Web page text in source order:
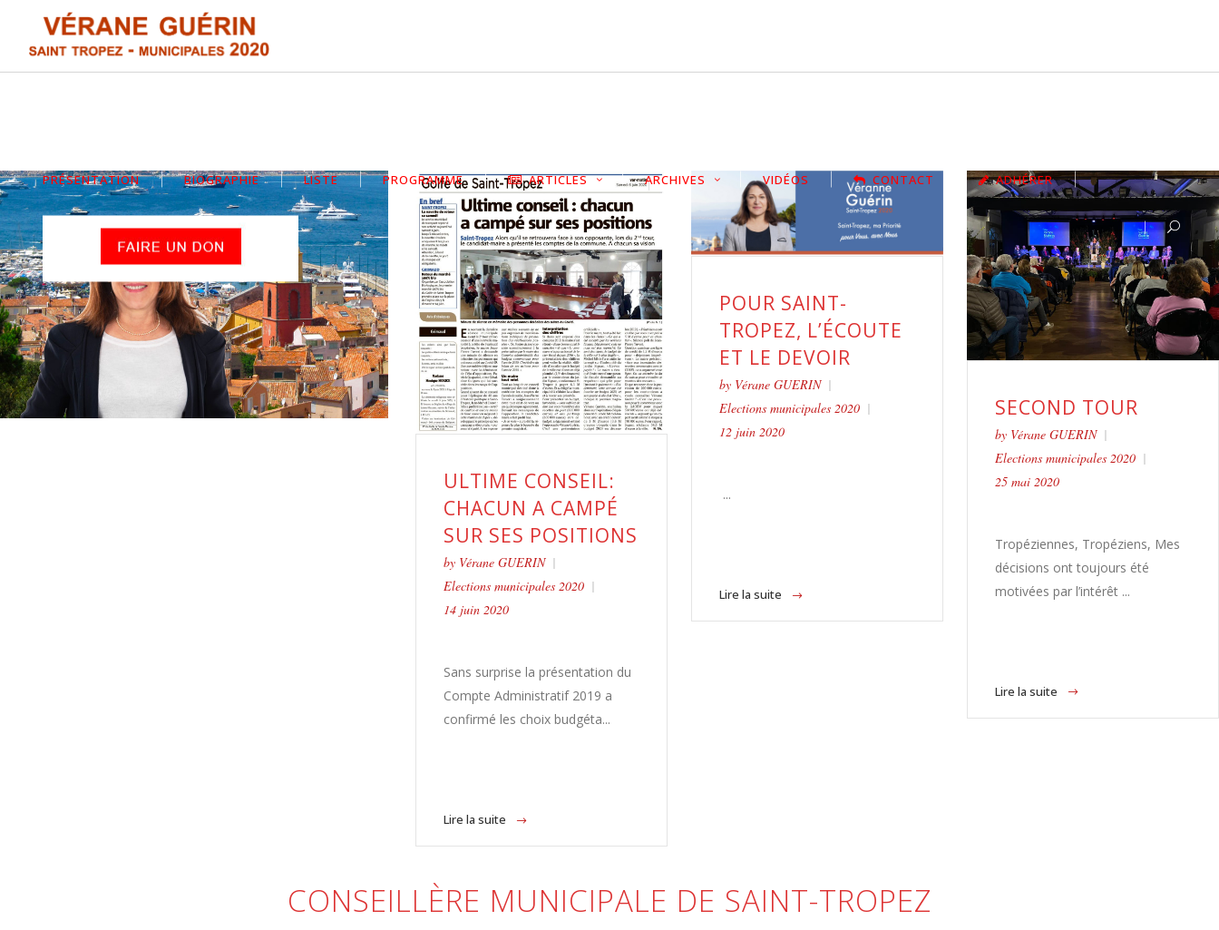
PRÉSENTATION BIOGRAPHIE LISTE PROGRAMME ARTICLES ARCHIVES VIDÉOS CONTACT ADHÉRER
ULTIME CONSEIL:
CHACUN A CAMPÉ
SUR SES POSITIONS
by Vérane GUERIN
Elections municipales 2020
14 juin 2020
Sans surprise la présentation du
Compte Administratif 2019 a
confirmé les choix budgéta...
Lire la suite
POUR SAINT-
TROPEZ, L’ÉCOUTE
ET LE DEVOIR
by Vérane GUERIN
Elections municipales 2020
12 juin 2020
...
Lire la suite
SECOND TOUR
by Vérane GUERIN
Elections municipales 2020
25 mai 2020
Tropéziennes, Tropéziens, Mes
décisions ont toujours été
motivées par l’intérêt ...
Lire la suite
CONSEILLÈRE MUNICIPALE DE SAINT-TROPEZ